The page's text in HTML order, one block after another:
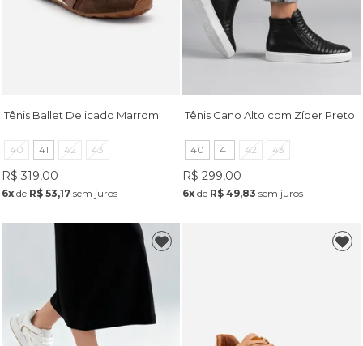
Tênis Ballet Delicado Marrom
40 41 42 43
R$ 319,00
6xde R$ 53,17sem juros
Tênis Cano Alto com Zíper Preto
40 41 42 43
R$ 299,00
6x de R$ 49,83 sem juros